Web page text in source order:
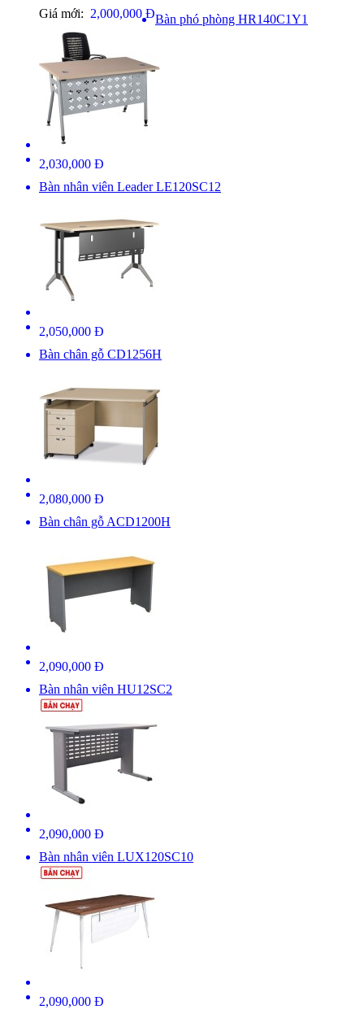
Giá mới: 2,000,000 ĐBàn phó phòng HR140C1Y1
2,030,000 Đ
Bàn nhân viên Leader LE120SC12
2,050,000 Đ
Bàn chân gỗ CD1256H
2,080,000 Đ
Bàn chân gỗ ACD1200H
2,090,000 Đ
Bàn nhân viên HU12SC2
2,090,000 Đ
Bàn nhân viên LUX120SC10
2,090,000 Đ